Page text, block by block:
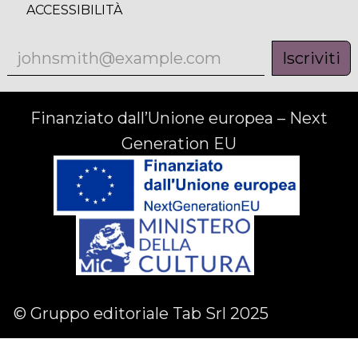
ACCESSIBILITÀ
Iscriviti
Finanziato dall’Unione europea – Next
Generation EU
© Gruppo editoriale Tab Srl 2025